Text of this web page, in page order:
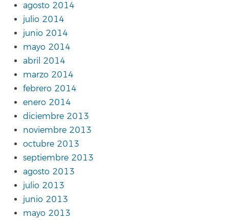
agosto 2014
julio 2014
junio 2014
mayo 2014
abril 2014
marzo 2014
febrero 2014
enero 2014
diciembre 2013
noviembre 2013
octubre 2013
septiembre 2013
agosto 2013
julio 2013
junio 2013
mayo 2013